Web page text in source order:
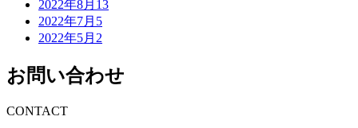
2022年8月 13
2022年7月 5
2022年5月 2
お問い合わせ
CONTACT